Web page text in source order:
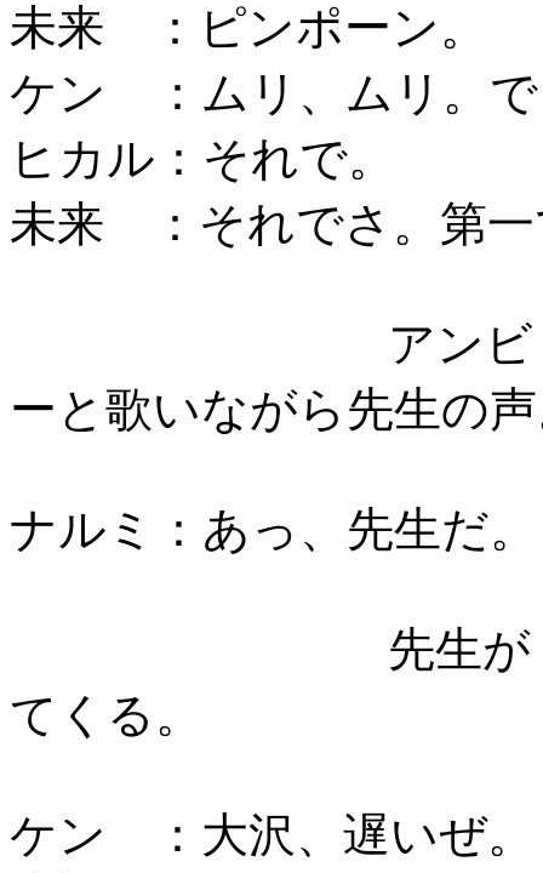
未来 ：ピンポーン。
ケン ：ムリ、ムリ。
ヒカル：それで。
未来 ：それでさ。第一
アン
ーと歌いながら先生の
ナルミ：あっ、先生だ。
先生
てくる。
ケン ：大沢、遅いぜ。